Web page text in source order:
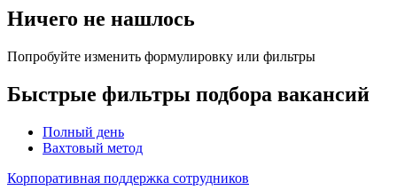
Ничего не нашлось
Попробуйте изменить формулировку или фильтры
Быстрые фильтры подбора вакансий
Полный день
Вахтовый метод
Корпоративная поддержка сотрудников